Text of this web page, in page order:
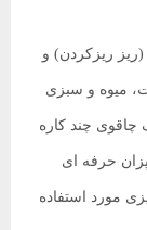
ریزکردن) و
میوه و سبزی
چاقوی چند کاره
حرفه ای
مورد استفاده